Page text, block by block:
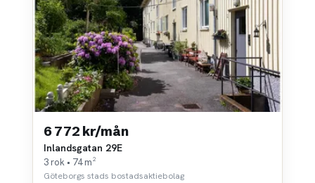
6 772 kr/mån
Inlandsgatan 29E
3 rok • 74 m²
Göteborgs stads bostadsaktiebolag